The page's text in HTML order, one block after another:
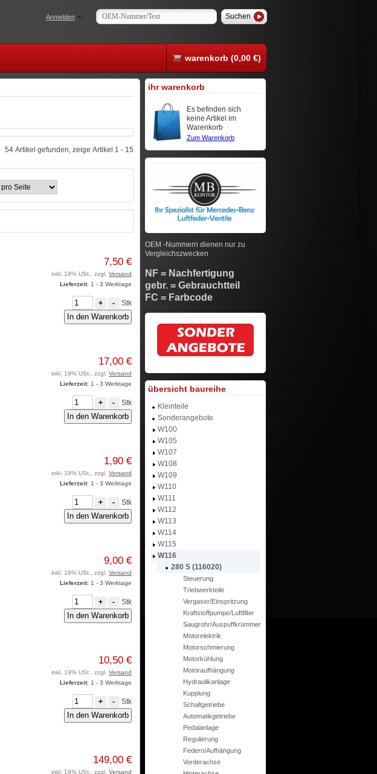
warenkorb (0,00 €)
Anmelden
54 Artikel gefunden, zeige Artikel 1 - 15
7,50 €
inkl. 19% USt., zzgl. Versand
Lieferzeit: 1 - 3 Werktage
+ - Stk
17,00 €
inkl. 19% USt., zzgl. Versand
Lieferzeit: 1 - 3 Werktage
+ - Stk
1,90 €
inkl. 19% USt., zzgl. Versand
Lieferzeit: 1 - 3 Werktage
+ - Stk
9,00 €
inkl. 19% USt., zzgl. Versand
Lieferzeit: 1 - 3 Werktage
+ - Stk
10,50 €
inkl. 19% USt., zzgl. Versand
Lieferzeit: 1 - 3 Werktage
+ - Stk
149,00 €
inkl. 19% USt., zzgl. Versand
ihr warenkorb
Es befinden sich
keine Artikel im
Warenkorb
Zum Warenkorb
OEM -Nummern dienen nur zu
Vergleichszwecken
NF = Nachfertigung
gebr. = Gebrauchtteil
FC = Farbcode
übersicht baureihe
Kleinteile
Sonderangebote
W100
W105
W107
W108
W109
W110
W111
W112
W113
W114
W115
W116
280 S (116020)
Steuerung
Triebwerkteile
Vergaser/Einspritzung
Kraftstoffpumpe/Luftfilter
Saugrohr/Auspuffkrümmer
Motorelektrik
Motorschmierung
Motorkühlung
Motoraufhängung
Hydraulikanlage
Kupplung
Schaltgetriebe
Automatikgetriebe
Pedalanlage
Regulierung
Federn/Aufhängung
Vorderachse